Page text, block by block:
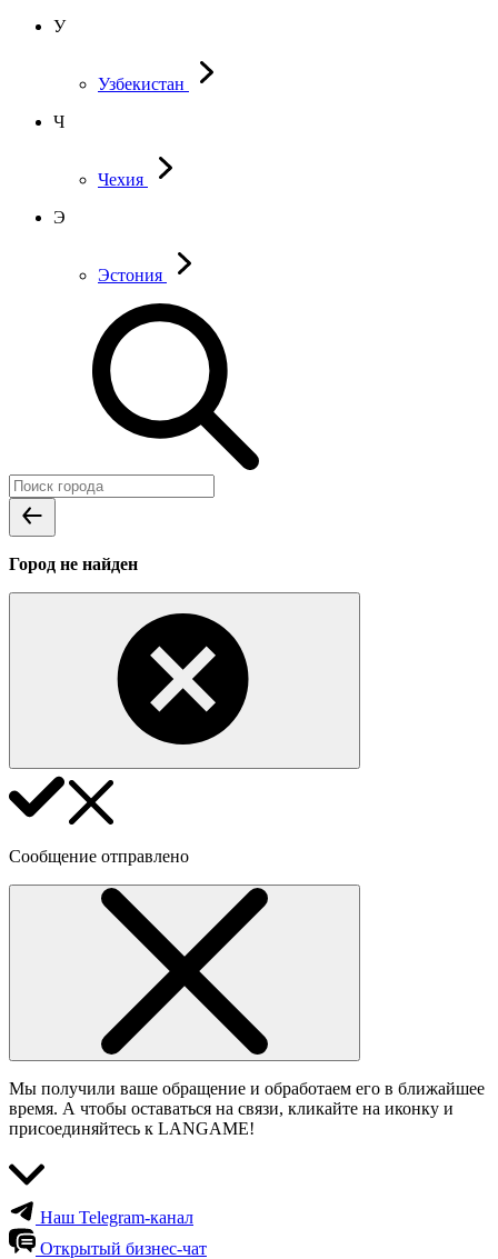
У
Узбекистан
Ч
Чехия
Э
Эстония
Город не найден
Сообщение отправлено
Мы получили ваше обращение и обработаем его в ближайшее
время. А чтобы оставаться на связи, кликайте на иконку и
присоединяйтесь к LANGAME!
Наш Telegram-канал
Открытый бизнес-чат